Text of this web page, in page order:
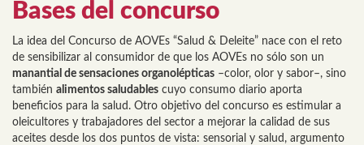
Bases del concurso
La idea del Concurso de AOVEs “Salud & Deleite” nace con el reto
de sensibilizar al consumidor de que los AOVEs no sólo son un
manantial de sensaciones organolépticas –color, olor y sabor–, sino
también alimentos saludables cuyo consumo diario aporta
beneficios para la salud. Otro objetivo del concurso es estimular a
oleicultores y trabajadores del sector a mejorar la calidad de sus
aceites desde los dos puntos de vista: sensorial y salud, argumento